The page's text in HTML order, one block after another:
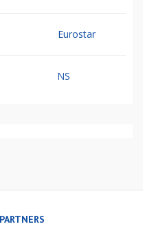
Eurostar
NS
PARTNERS